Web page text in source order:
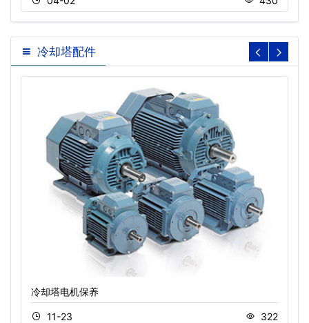
冷却塔配件
冷却塔电机保养
11-23 322